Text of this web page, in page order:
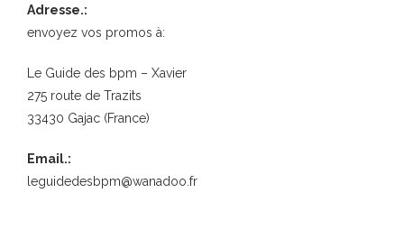
Adresse.:
envoyez vos promos à:
Le Guide des bpm – Xavier
275 route de Trazits
33430 Gajac (France)
Email.:
leguidedesbpm@wanadoo.fr